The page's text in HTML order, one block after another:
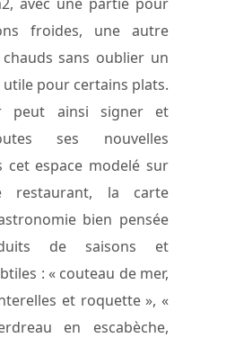
froides, une autre
sans oublier un
pour certains plats.
peut ainsi signer et
ses nouvelles
cet espace modelé sur
restaurant, la carte
bien pensée
de saisons et
: « couteau de mer,
et roquette », «
en escabèche,